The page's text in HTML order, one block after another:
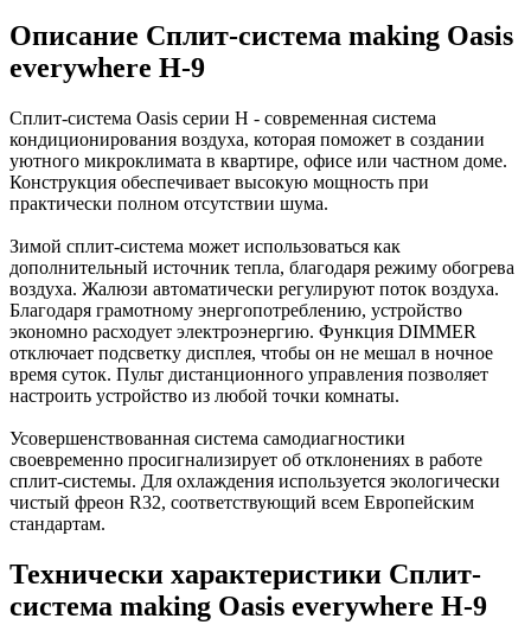
Описание Сплит-система making Oasis
everywhere H-9
Сплит-система Oasis серии H - современная система
кондиционирования воздуха, которая поможет в создании
уютного микроклимата в квартире, офисе или частном доме.
Конструкция обеспечивает высокую мощность при
практически полном отсутствии шума.
Зимой сплит-система может использоваться как
дополнительный источник тепла, благодаря режиму обогрева
воздуха. Жалюзи автоматически регулируют поток воздуха.
Благодаря грамотному энергопотреблению, устройство
экономно расходует электроэнергию. Функция DIMMER
отключает подсветку дисплея, чтобы он не мешал в ночное
время суток. Пульт дистанционного управления позволяет
настроить устройство из любой точки комнаты.
Усовершенствованная система самодиагностики
своевременно просигнализирует об отклонениях в работе
сплит-системы. Для охлаждения используется экологически
чистый фреон R32, соответствующий всем Европейским
стандартам.
Технически характеристики Сплит-
система making Oasis everywhere H-9